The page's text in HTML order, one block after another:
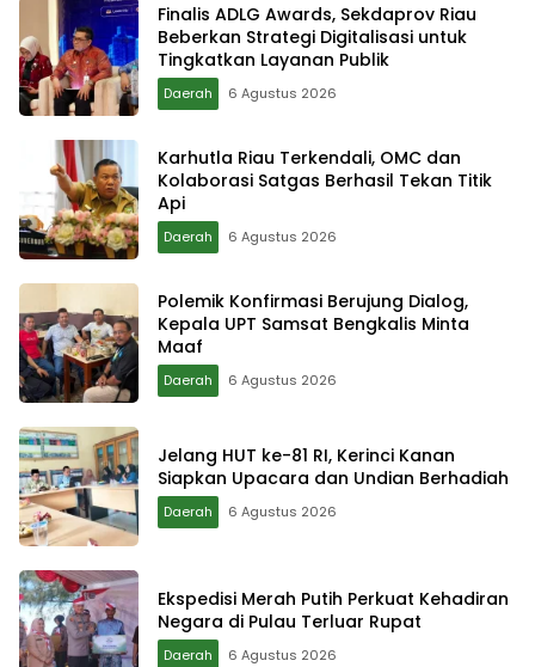
Finalis ADLG Awards, Sekdaprov Riau
Beberkan Strategi Digitalisasi untuk
Tingkatkan Layanan Publik
Daerah 6 Agustus 2026
Karhutla Riau Terkendali, OMC dan
Kolaborasi Satgas Berhasil Tekan Titik
Api
Daerah 6 Agustus 2026
Polemik Konfirmasi Berujung Dialog,
Kepala UPT Samsat Bengkalis Minta
Maaf
Daerah 6 Agustus 2026
Jelang HUT ke-81 RI, Kerinci Kanan
Siapkan Upacara dan Undian Berhadiah
Daerah 6 Agustus 2026
Ekspedisi Merah Putih Perkuat Kehadiran
Negara di Pulau Terluar Rupat
Daerah 6 Agustus 2026